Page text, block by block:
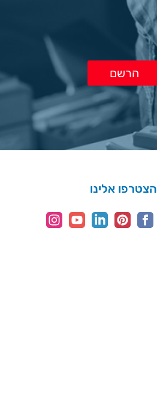
הצטרפו אלינו